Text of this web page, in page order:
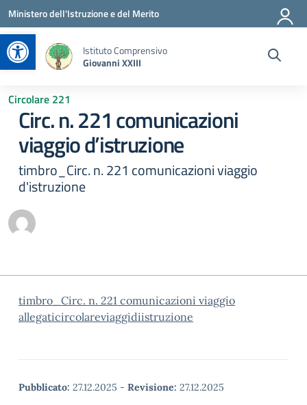
Apri la barra degli strumenti
Vai ai contenuti
Vai al menu di navigazione
Vai al footer
Ministero dell'Istruzione e del Merito
Istituto Comprensivo
Giovanni XXIII
Circolare 221
Circ. n. 221 comunicazioni
viaggio d’istruzione
timbro_Circ. n. 221 comunicazioni viaggio
d'istruzione
timbro_Circ. n. 221 comunicazioni viaggio
allegaticircolareviaggidiistruzione
Pubblicato: 27.12.2025 - Revisione: 27.12.2025